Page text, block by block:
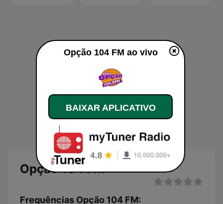
Opção 104 FM
Frequências Opção 104 FM:
Opção 104 FM ao vivo
BAIXAR APLICATIVO